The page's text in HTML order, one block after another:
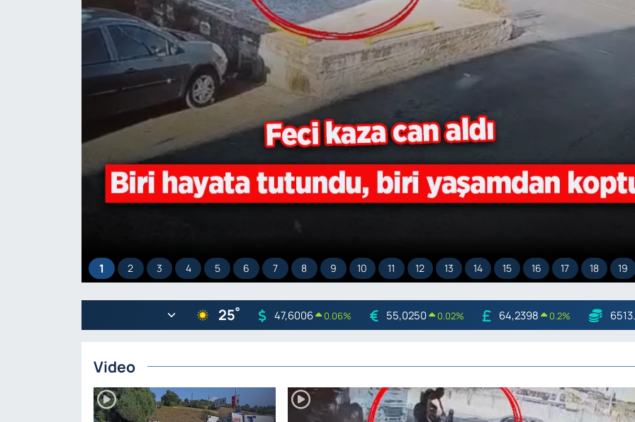
1 2 3 4 5 6 7 8 9 10 11 12 13 14 15 16 17 18 19
25° 47,6006 0.06% 55,0250 0.02% 64,2398 0.2%
Video